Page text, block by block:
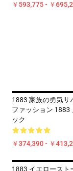
￥593,775 - ￥
1883 家族の勇気サ
ファッション 1883
ック
￥374,390 - ￥
1883 イエロースト